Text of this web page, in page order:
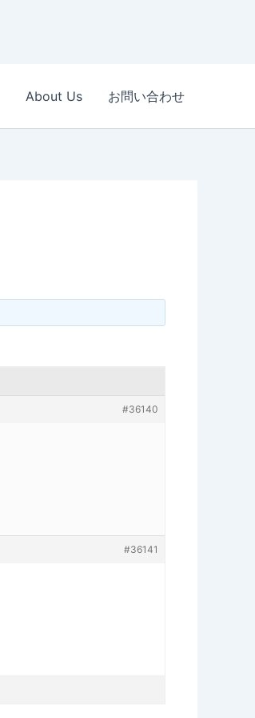
About Us お問い合わせ
#36140
#36141